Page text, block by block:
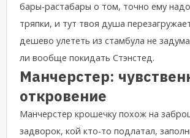
бары-растабары о том, точно ему
тряпки, и тут твоя душа
дешево улететь из стамбула не
ли вообще покидать Стэнстед.
Манчерстер:
откровение
Манчерстер крошечку похож на
задворок, кой кто-то подлатал,